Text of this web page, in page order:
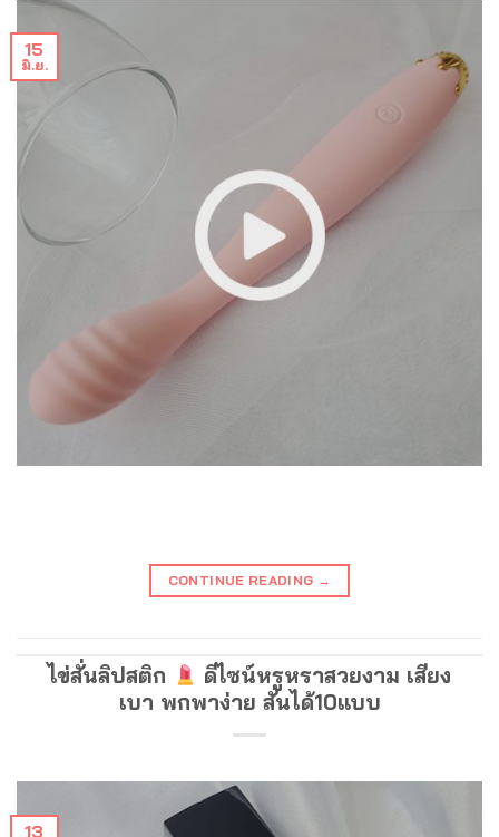
15
มิ.ย.
CONTINUE READING →
ไข่สั่นลิปสติก
ดีไซน์หรูหราสวยงาม เสียง
เบา พกพาง่าย สั่นได้10แบบ
13